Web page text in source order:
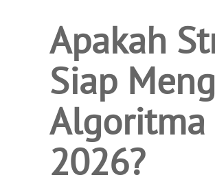
Apakah
Siap
Algoritma
2026?